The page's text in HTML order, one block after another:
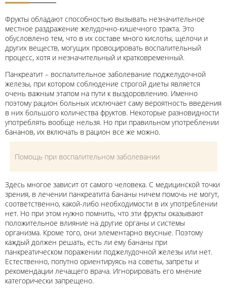
Фрукты обладают способностью вызывать незначительное
местное раздражение желудочно-кишечного тракта. Это
обусловлено тем, что в их составе много кислоты, щелочи и
других веществ, могущих провоцировать воспалительный
процесс, хотя и незначительный и кратковременный.
Панкреатит – воспалительное заболевание поджелудочной
железы, при котором соблюдение строгой диеты является
очень важным этапом на пути к выздоровлению. Именно
поэтому рацион больных исключает саму вероятность введения
в них большого количества фруктов. Некоторые разновидности
употреблять вообще нельзя. Но при правильном употреблении
бананов, их включать в рацион все же можно.
Помощь при воспалительном заболевании
Здесь многое зависит от самого человека. С медицинской точки
зрения, в лечении панкреатита бананы ничем помочь не могут,
соответственно, какой-либо необходимости в их употреблении
нет. Но при этом нужно помнить, что эти фрукты оказывают
положительное влияние на другие органы и системы
организма. Кроме того, они элементарно вкусные. Поэтому
каждый должен решать, есть ли ему бананы при
панкреатическом поражении поджелудочной железы или нет.
Естественно, попутно ориентируясь на советы, запреты и
рекомендации лечащего врача. Игнорировать его мнение
категорически запрещено.